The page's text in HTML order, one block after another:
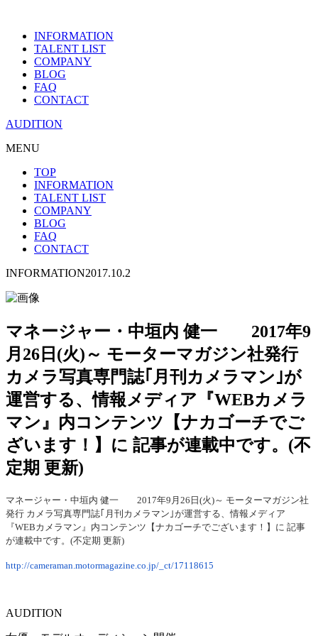
INFORMATION
TALENT LIST
COMPANY
BLOG
FAQ
CONTACT
AUDITION
MENU
TOP
INFORMATION
TALENT LIST
COMPANY
BLOG
FAQ
CONTACT
INFORMATION2017.10.2
マネージャー・中垣内 健一 2017年9
月26日(火)～ モーターマガジン社発行
カメラ写真専門誌｢月刊カメラマン｣が
運営する、情報メディア『WEBカメラ
マン』内コンテンツ【ナカゴーチでご
ざいます！】に 記事が連載中です。(不
定期 更新)
マネージャー・中垣内 健一 2017年9月26日(火)～ モーターマガジン社
発行 カメラ写真専門誌｢月刊カメラマン｣が運営する、情報メディア
『WEBカメラマン』内コンテンツ【ナカゴーチでございます！】に 記事
が連載中です。(不定期 更新)
http://cameraman.motormagazine.co.jp/_ct/17118615
AUDITION